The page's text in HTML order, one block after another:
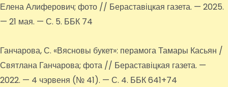
Елена Алиферович; фото // Бераставіцкая газета. — 2025.
— 21 мая. — С. 5. ББК 74
Ганчарова, С. «Вясновы букет»: перамога Тамары Касьян /
Святлана Ганчарова; фота // Бераставіцкая газета. —
2022. — 4 чэрвеня (№ 41). — С. 4. ББК 641+74